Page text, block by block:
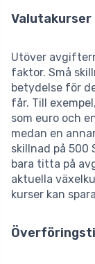
Valutakurser
Utöver
faktor. Små
betydelse för
får. Till
som euro och
medan en
skillnad på 500
bara titta på
aktuella
kurser kan